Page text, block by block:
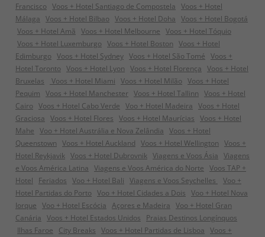
Francisco Voos + Hotel Santiago de Compostela Voos + Hotel
Málaga Voos + Hotel Bilbao Voos + Hotel Doha Voos + Hotel Bogotá
Voos + Hotel Amã Voos + Hotel Melbourne Voos + Hotel Tóquio
Voos + Hotel Luxemburgo Voos + Hotel Boston Voos + Hotel
Edimburgo Voos + Hotel Sydney Voos + Hotel São Tomé Voos +
Hotel Toronto Voos + Hotel Lyon Voos + Hotel Florença Voos + Hotel
Bruxelas
Voos + Hotel Miami Voos + Hotel Milão Voos + Hotel
Pequim Voos + Hotel Manchester Voos + Hotel Tallinn Voos + Hotel
Cairo Voos + Hotel Cabo Verde Voo + Hotel Madeira Voos + Hotel
Graciosa Voos + Hotel Flores Voos + Hotel Maurícias Voos + Hotel
Mahe Voo + Hotel Austrália e Nova Zelândia Voos + Hotel
Queenstown Voos + Hotel Auckland Voos + Hotel Wellington Voos +
Hotel Reykjavik Voos + Hotel Dubrovnik Viagens e Voos Ásia Viagens
e Voos América Latina Viagens e Voos América do Norte Voos TAP +
Hotel
Feriados Voo + Hotel Bali Viagens e Voos Seychelles
Voo +
Hotel Partidas do Porto Voo + Hotel Cidades a Dois Voo + Hotel Nova
Iorque Voo + Hotel Escócia Açores e Madeira Voo + Hotel Gran
Canária Voos + Hotel Estados Unidos
Praias Destinos Longínquos
Ilhas Faroe
City Breaks Voos + Hotel Partidas de Lisboa Voos +